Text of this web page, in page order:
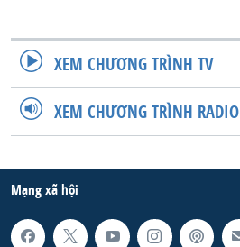
XEM CHƯƠNG TRÌNH TV
XEM CHƯƠNG TRÌNH RADIO
Mạng xã hội